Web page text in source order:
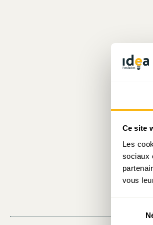
Ce site
Les
sociaux
vous
du